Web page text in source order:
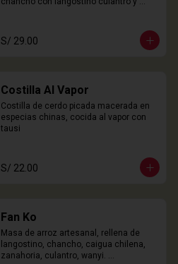
S/ 29.00
Costilla Al Vapor
Costilla de cerdo picada macerada en
especias chinas, cocida al vapor con
tausi
S/ 22.00
Fan Ko
Masa de arroz artesanal, rellena de
langostino, chancho, caigua chilena,
zanahoria, culantro, wanyi.